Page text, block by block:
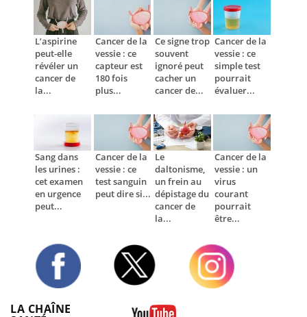
L’aspirine
peut-elle
révéler un
cancer de
la...
Cancer de la
vessie : ce
capteur est
180 fois
plus...
Ce signe trop
souvent
ignoré peut
cacher un
cancer de...
Cancer de la
vessie : ce
simple test
pourrait
évaluer...
Sang dans
les urines :
cet examen
en urgence
peut...
Cancer de la
vessie : ce
test sanguin
peut dire si...
Le
daltonisme,
un frein au
dépistage du
cancer de
la...
Cancer de la
vessie : un
virus
courant
pourrait
être...
LA CHAÎNE